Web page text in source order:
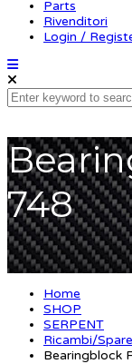
Parts
Rivenditori
Login /
748
Home
SHOP
SERPENT
Ricambi/
Bearingblock